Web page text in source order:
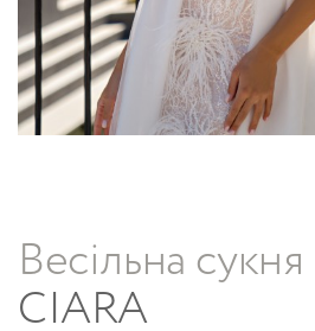
Весільна сукня
CIARA